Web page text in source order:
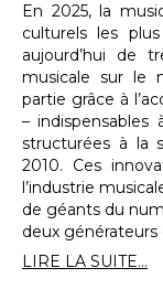
En 2025, la
culturels les
aujourd’hui de
musicale sur le
partie grâce à
– indispensables
structurées à la
2010. Ces
l’industrie
de géants du
deux
LIRE LA SUITE...